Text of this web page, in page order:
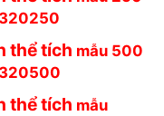
thể tích mẫu 500
thể tích mẫu